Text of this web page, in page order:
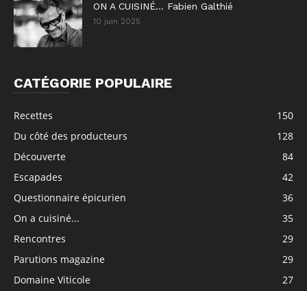
ON A CUISINÉ… Fabien Galthié
10 juin 2025
CATÉGORIE POPULAIRE
Recettes
150
Du côté des producteurs
128
Découverte
84
Escapades
42
Questionnaire épicurien
36
On a cuisiné...
35
Rencontres
29
Parutions magazine
29
Domaine Viticole
27